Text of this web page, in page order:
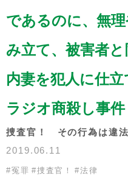
であるのに、無
み立て、被害者
内妻を犯人に仕
ラジオ商殺し事件
捜査官！ その行為は違
2019.06.11
#冤罪 #捜査官！ #法律